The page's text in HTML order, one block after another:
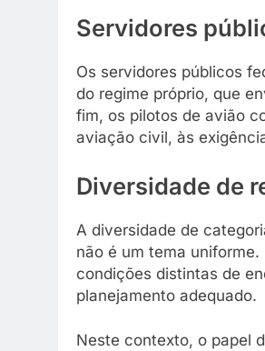
Servidores
Os servidores públicos
do regime próprio, que
fim, os pilotos de avião
aviação civil, às
Diversidade de
A diversidade de
não é um tema
condições distintas de
planejamento adequado.
Neste contexto, o papel